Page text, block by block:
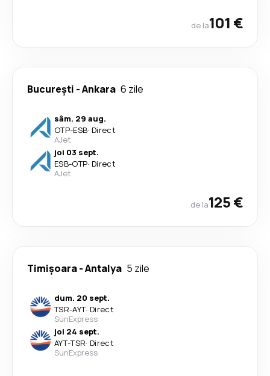
de la101 €
București -Ankara 6 zile
sâm. 29 aug.
OTP-ESB· Direct
AJet
joi 03 sept.
ESB-OTP· Direct
AJet
de la125 €
Timișoara-Antalya 5 zile
dum. 20 sept.
TSR-AYT· Direct
SunExpress
joi 24 sept.
AYT-TSR· Direct
SunExpress